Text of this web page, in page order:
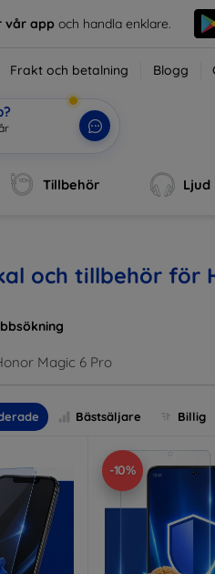
vår app och handla enklare.
Frakt och betalning Blogg
Tillbehör Ljud
och tillbehör för
Magic 6 Pro
Bästsäljare Billig
-10%